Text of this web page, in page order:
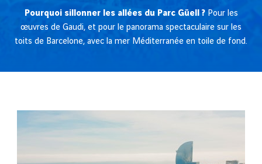
Pourquoi sillonner les allées du Parc Güell ?Pour les
œuvres de Gaudi, et pour le panorama spectaculaire sur les
toits de Barcelone, avec la mer Méditerranée en toile de fond.